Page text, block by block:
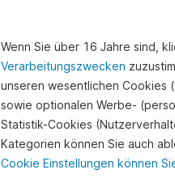
Wenn Sie über 16 Jahre sind,
Verarbeitungszwecken
unseren wesentlichen Cookies
sowie optionalen Werbe-
Statistik-Cookies
Kategorien können Sie auch
Cookie Einstellungen können